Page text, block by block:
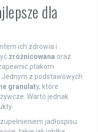
dla
ich zdrowia i
zróżnicowana oraz
ptakom
z podstawowych
granulaty, które
Warto jednak
jadłospisu.